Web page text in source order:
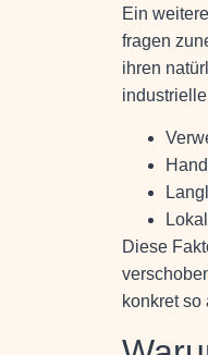
Ein
fragen
ihren
Diese
konkret so